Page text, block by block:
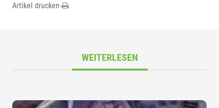
Artikel drucken
WEITERLESEN